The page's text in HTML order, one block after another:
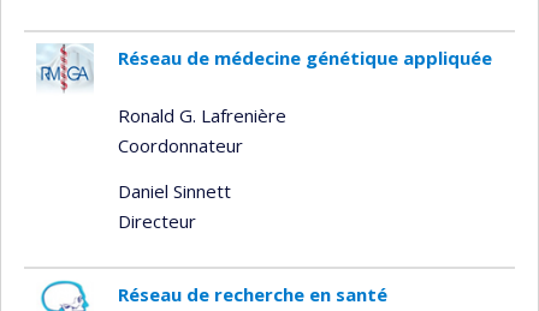
Réseau de médecine génétique appliquée
Ronald G. Lafrenière
Coordonnateur
Daniel Sinnett
Directeur
Réseau de recherche en santé